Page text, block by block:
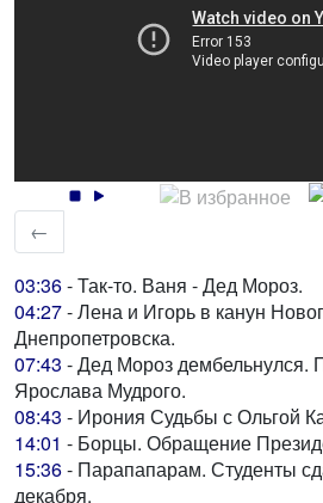
←
03:36- Так-то. Ваня - Дед Мороз.
04:27- Лена и Игорь в канун
Днепропетровска.
07:43 - Дед Мороз дембельнулся.
Ярослава Мудрого.
08:43 - Ирония Судьбы с Ольгой
14:01 - Борцы. Обращение
15:36- Парапапарам. Студенты
декабря.